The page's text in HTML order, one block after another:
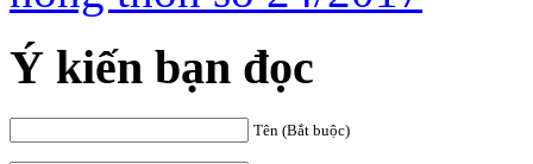
Ý kiến bạn đọc
Tên (Bắt buộc)